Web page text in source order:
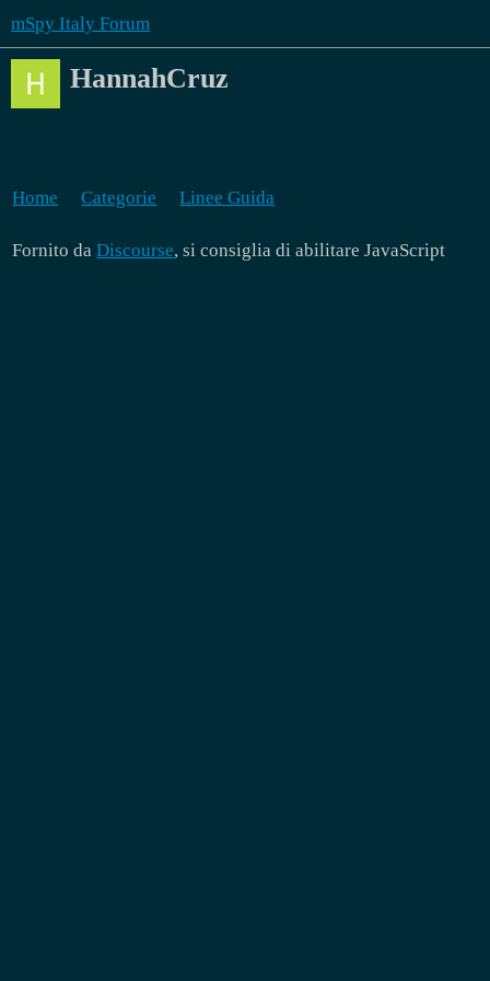
mSpy Italy Forum
HannahCruz
Home Categorie Linee Guida
Fornito daDiscourse, si consiglia di abilitare JavaScript